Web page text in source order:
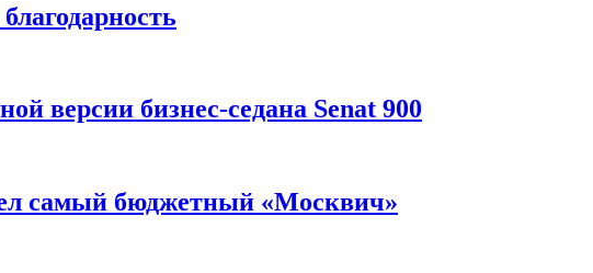
версии бизнес-седана Senat 900
самый бюджетный «Москвич»